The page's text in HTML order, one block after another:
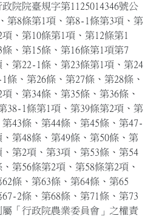
院院臺規字第1125014346號公
第8條第1項、第8-1條第3項、第
、第10條第1項、第12條第1
、第15條、第16條第1項第7
第22-1條、第23條第1項、第24
條、第26條、第27條、第28條、
、第34條、第35條、第36條、
38-1條第1項、第39條第2項、第
43條、第44條、第45條、第47-
第48條、第49條、第50條、第
第2項、第3項、第53條、第54
第56條第2項、第58條第2項、
條、第63條、第64條、第65
2條、第68條、第71條、第73
「行政院農業委員會」之權責